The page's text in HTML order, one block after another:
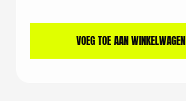
VOEG TOE AAN WINKELWAGEN